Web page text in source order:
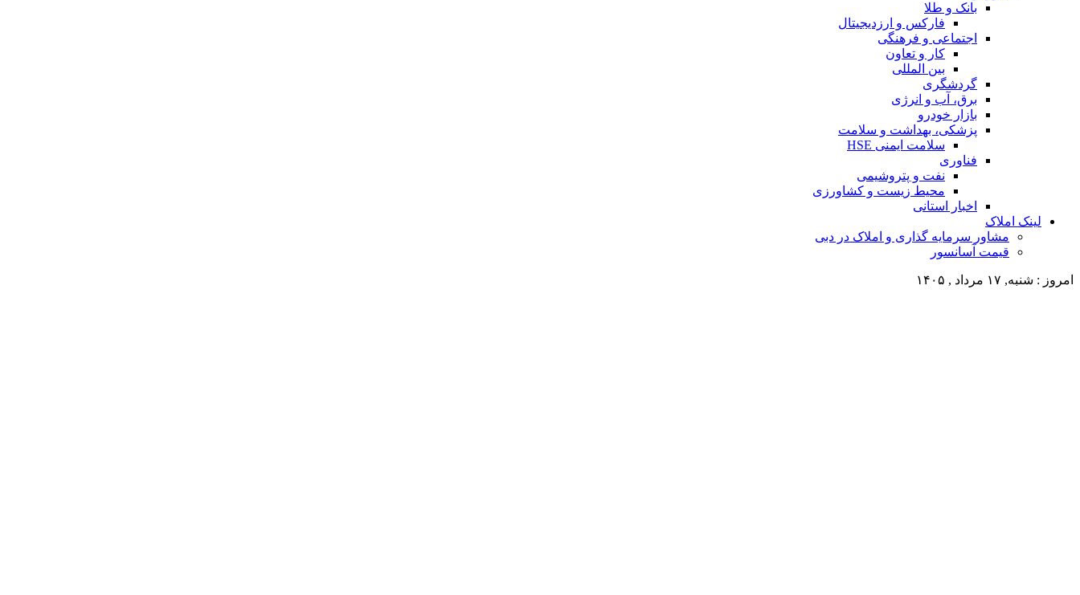
بانک و طلا
فارکس و ارزدیجیتال
اجتماعی و فرهنگی
کار و تعاون
بین المللی
گردشگری
برق، آب و انرژی
بازار خودرو
پزشکی، بهداشت و سلامت
سلامت ایمنی HSE
فناوری
نفت و پتروشیمی
محیط زیست و کشاورزی
اخبار استانی
لینک املاک
مشاور سرمایه گذاری و املاک در دبی
قیمت آسانسور
امروز : شنبه, ۱۷ مرداد , ۱۴۰۵